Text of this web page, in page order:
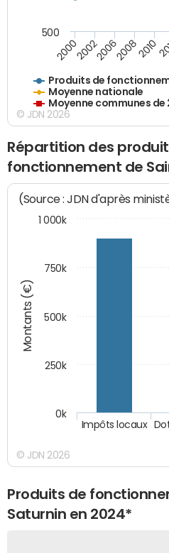
Produits de
Moyenne nationale
Moyenne communes
20002002200620082010
500
© JDN 2026
Répartition des
fonctionnement de
Montants (€)
(Source : JDN d'après
Impôts locaux
0k
1 000k
250k
500k
750k
© JDN 2026
Produits de
Saturnin en 2024*